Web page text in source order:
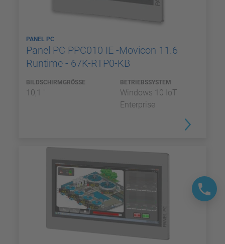
PANEL PC
Panel PC PPC010 IE -Movicon 11.6
Runtime - 67K-RTP0-KB
BILDSCHIRMGRÖSSE
10,1 "
BETRIEBSSYSTEM
Windows 10 IoT
Enterprise